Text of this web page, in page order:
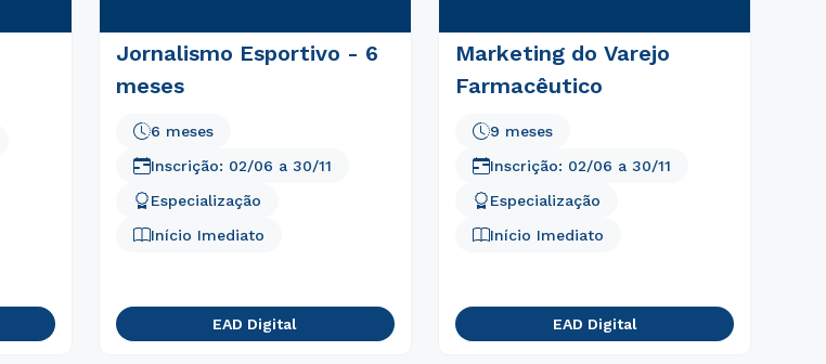
Jornalismo Esportivo - 6
meses
6 meses
Especialização
Início Imediato
Inscrição: 02/06 a 30/11
EAD Digital
Marketing do Varejo
Farmacêutico
9 meses
Especialização
Início Imediato
Inscrição: 02/06 a 30/11
EAD Digital